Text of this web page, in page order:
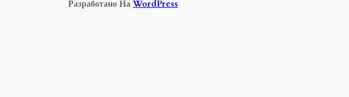
Разработано На WordPress